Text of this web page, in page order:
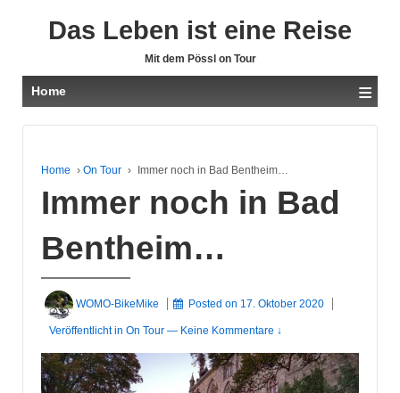
Das Leben ist eine Reise
Mit dem Pössl on Tour
Home ≡
Home › On Tour › Immer noch in Bad Bentheim…
Immer noch in Bad
Bentheim…
WOMO-BikeMike Posted on 17. Oktober 2020
Veröffentlicht in On Tour — Keine Kommentare ↓